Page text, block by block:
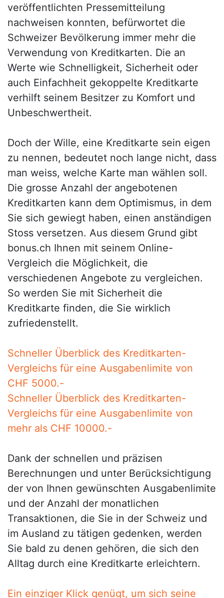
veröffentlichten Pressemitteilung
nachweisen konnten, befürwortet die
Schweizer Bevölkerung immer mehr die
Verwendung von Kreditkarten. Die an
Werte wie Schnelligkeit, Sicherheit oder
auch Einfachheit gekoppelte Kreditkarte
verhilft seinem Besitzer zu Komfort und
Unbeschwertheit.
Doch der Wille, eine Kreditkarte sein eigen
zu nennen, bedeutet noch lange nicht, dass
man weiss, welche Karte man wählen soll.
Die grosse Anzahl der angebotenen
Kreditkarten kann dem Optimismus, in dem
Sie sich gewiegt haben, einen anständigen
Stoss versetzen. Aus diesem Grund gibt
bonus.ch Ihnen mit seinem Online-
Vergleich die Möglichkeit, die
verschiedenen Angebote zu vergleichen.
So werden Sie mit Sicherheit die
Kreditkarte finden, die Sie wirklich
zufriedenstellt.
Schneller Überblick des Kreditkarten-
Vergleichs für eine Ausgabenlimite von
CHF 5000.-
Schneller Überblick des Kreditkarten-
Vergleichs für eine Ausgabenlimite von
mehr als CHF 10000.-
Dank der schnellen und präzisen
Berechnungen und unter Berücksichtigung
der von Ihnen gewünschten Ausgabenlimite
und der Anzahl der monatlichen
Transaktionen, die Sie in der Schweiz und
im Ausland zu tätigen gedenken, werden
Sie bald zu denen gehören, die sich den
Alltag durch eine Kreditkarte erleichtern.
Ein einziger Klick genügt, um sich seine